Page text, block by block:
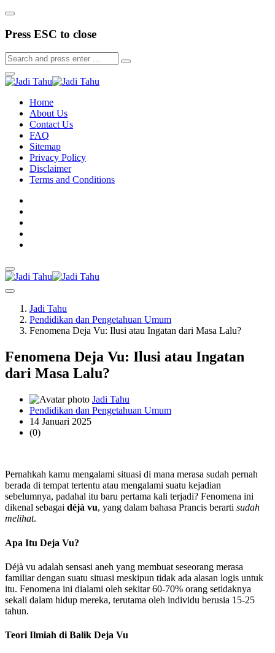
Press ESC to close
Home
About Us
Contact Us
FAQ
Sitemap
Privacy Policy
Disclaimer
Terms and Conditions
Jadi Tahu
Pendidikan dan Pengetahuan Umum
Fenomena Deja Vu: Ilusi atau Ingatan dari Masa Lalu?
Fenomena Deja Vu: Ilusi atau Ingatan
dari Masa Lalu?
Jadi Tahu
Pendidikan dan Pengetahuan Umum
14 Januari 2025
(0)
Pernahkah kamu mengalami situasi di mana merasa sudah pernah
berada di tempat tertentu atau mengalami suatu kejadian
sebelumnya, padahal itu baru pertama kali terjadi? Fenomena ini
dikenal sebagai déjà vu, yang dalam bahasa Prancis berarti sudah
melihat.
Apa Itu Deja Vu?
Déjà vu adalah sensasi aneh yang membuat seseorang merasa
familiar dengan suatu situasi meskipun tidak ada alasan logis untuk
itu. Fenomena ini dialami oleh sekitar 60-70% orang setidaknya
sekali dalam hidup mereka, terutama oleh individu berusia 15-25
tahun.
Teori Ilmiah di Balik Deja Vu